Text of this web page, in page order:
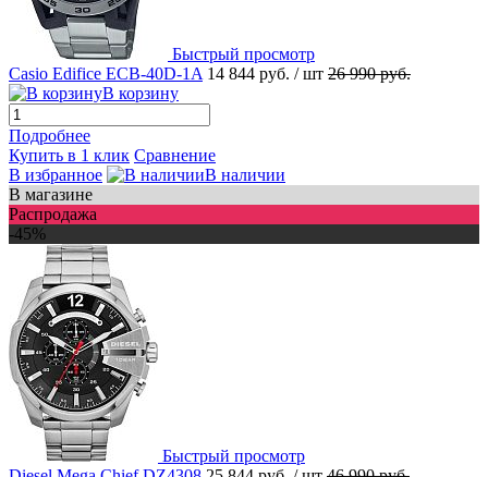
Быстрый просмотр
Casio Edifice ECB-40D-1A 14 844 руб. / шт 26 990 руб.
В корзину
Подробнее
Купить в 1 клик Сравнение
В избранное
В наличии
В магазине
Распродажа
-45%
Быстрый просмотр